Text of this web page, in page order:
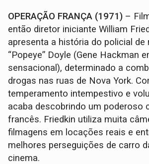
OPERAÇÃO FRANÇA (1971) –
então diretor iniciante William
apresenta a história do policial de
“Popeye” Doyle (Gene Hackman
sensacional), determinado a
drogas nas ruas de Nova York.
temperamento intempestivo e
acaba descobrindo um poderoso
francês. Friedkin utiliza muita
filmagens em locações reais e
melhores perseguições de carro
cinema.